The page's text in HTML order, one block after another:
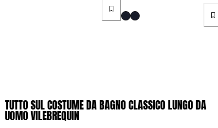
Outdoor
TUTTO SUL COSTUME DA BAGNO CLASSICO LUNGO DA
UOMO VILEBREQUIN